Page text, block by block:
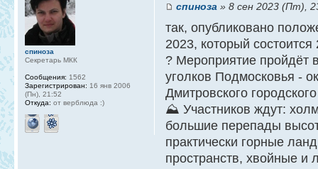
спиноза » 8 сен 2023 (Пт),
так, опубликовано
2023, который
? Мероприятие пройдёт
уголков Подмосковья -
Дмитровского
⛰ Участников ждут:
большие перепады
практически горные
пространств, хвойные и
спиноза
Секретарь МКК
Сообщения: 1562
Зарегистрирован: 16 янв 2006
(Пн), 21:52
Откуда: от верблюда :)